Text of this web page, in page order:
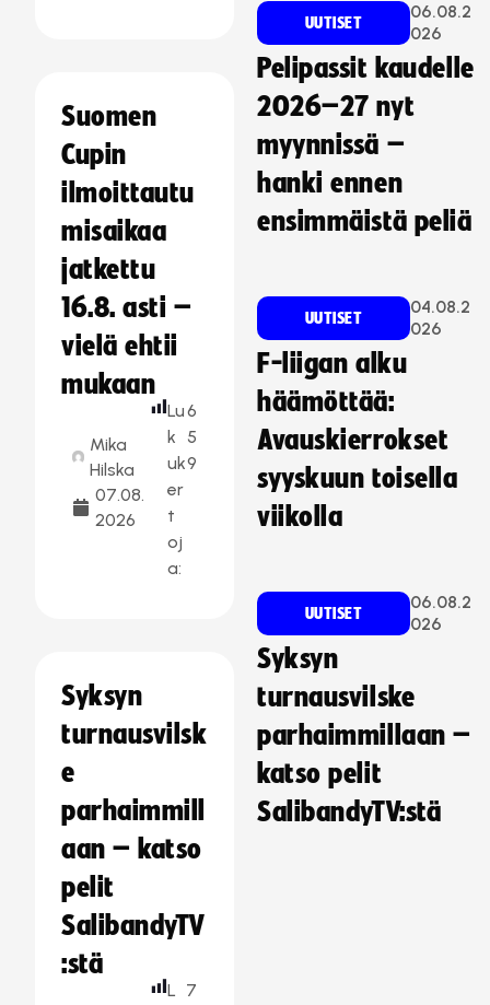
Suomen
Cupin
ilmoittautu
misaikaa
jatkettu
16.8. asti –
vielä ehtii
mukaan
Mika
Hilska
07.08.
2026
Lu
k
uk
er
t
oj
a:
6
5
9
Syksyn
turnausvilsk
e
parhaimmill
aan – katso
pelit
SalibandyTV
:stä
L 7
UUTISET
06.08.2
026
Pelipassit kaudelle
2026–27 nyt
myynnissä –
hanki ennen
ensimmäistä peliä
UUTISET
04.08.2
026
F-liigan alku
häämöttää:
Avauskierrokset
syyskuun toisella
viikolla
UUTISET
06.08.2
026
Syksyn
turnausvilske
parhaimmillaan –
katso pelit
SalibandyTV:stä